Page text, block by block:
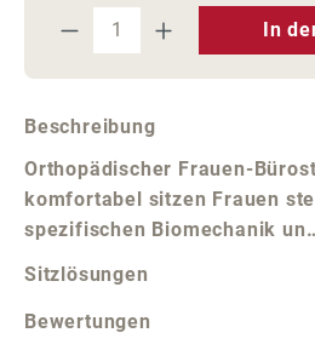
Produkt Anzahl: In
Beschreibung
Orthopädischer Frauen-
komfortabel sitzen Frauen
spezifischen Biomechanik
Sitzlösungen
Bewertungen